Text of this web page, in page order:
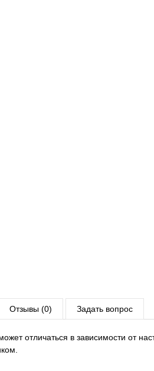
Отзывы (0) Задать вопрос
отличаться в зависимости от